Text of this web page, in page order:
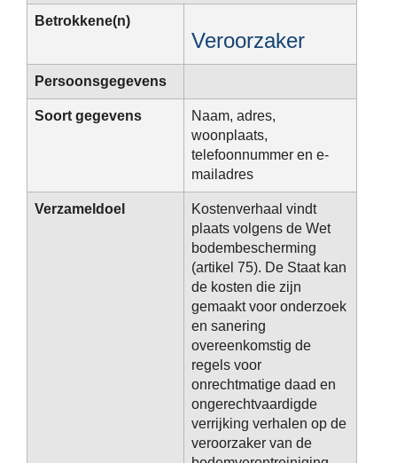
Betrokkene(n)
Veroorzaker
Persoonsgegevens
Soort gegevens
Naam, adres,
woonplaats,
telefoonnummer en e-
mailadres
Verzameldoel
Kostenverhaal vindt
plaats volgens de Wet
bodembescherming
(artikel 75). De Staat kan
de kosten die zijn
gemaakt voor onderzoek
en sanering
overeenkomstig de
regels voor
onrechtmatige daad en
ongerechtvaardigde
verrijking verhalen op de
veroorzaker van de